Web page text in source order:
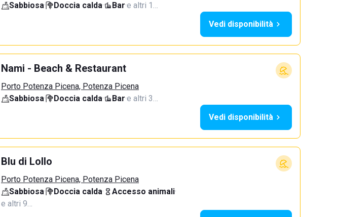
Sabbiosa· Doccia calda· Bar·e altri 1…
Vedi disponibilità
Nami - Beach & Restaurant
Porto Potenza Picena, Potenza Picena
Sabbiosa· Doccia calda· Bar·e altri 3…
Vedi disponibilità
Blu di Lollo
Porto Potenza Picena, Potenza Picena
Sabbiosa· Doccia calda· Accesso animali·
e altri 9…